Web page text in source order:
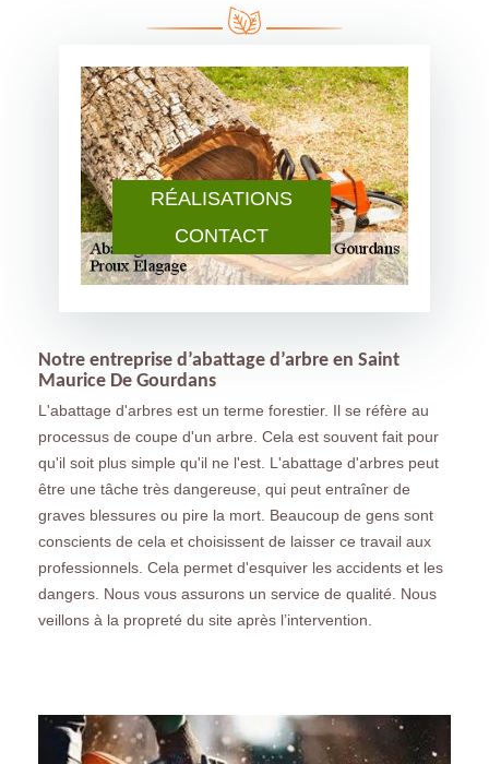
RÉALISATIONS
CONTACT
Notre entreprise d’abattage d’arbre en Saint
Maurice De Gourdans
L'abattage d'arbres est un terme forestier. Il se réfère au
processus de coupe d'un arbre. Cela est souvent fait pour
qu'il soit plus simple qu'il ne l'est. L'abattage d'arbres peut
être une tâche très dangereuse, qui peut entraîner de
graves blessures ou pire la mort. Beaucoup de gens sont
conscients de cela et choisissent de laisser ce travail aux
professionnels. Cela permet d'esquiver les accidents et les
dangers. Nous vous assurons un service de qualité. Nous
veillons à la propreté du site après l’intervention.